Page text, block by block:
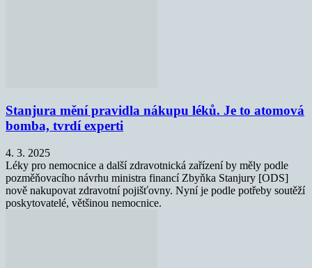
Stanjura mění pravidla nákupu léků. Je to atomová
bomba, tvrdí experti
4. 3. 2025
Léky pro nemocnice a další zdravotnická zařízení by měly podle
pozměňovacího návrhu ministra financí Zbyňka Stanjury [ODS]
nově nakupovat zdravotní pojišťovny. Nyní je podle potřeby soutěží
poskytovatelé, většinou nemocnice.